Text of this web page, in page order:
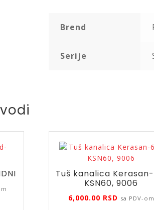
Brend
Serije
Tuš kanalica
KSN60, 9006
6,000.00 RSD sa PDV-om